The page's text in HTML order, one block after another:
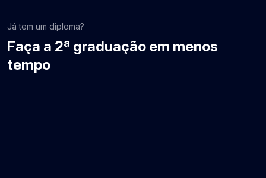
Já tem um diploma?
Faça a 2ª graduação em menos
tempo